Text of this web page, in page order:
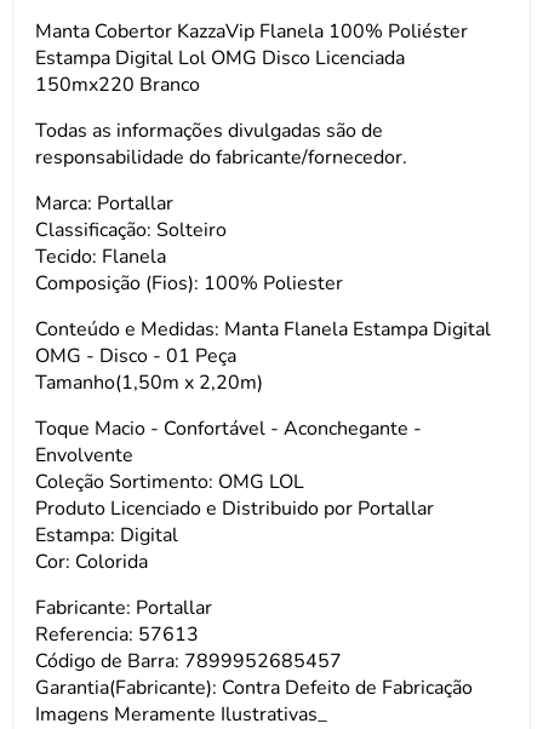
Manta Cobertor KazzaVip Flanela 100% Poliéster
Estampa Digital Lol OMG Disco Licenciada
150mx220 Branco
Todas as informações divulgadas são de
responsabilidade do fabricante/fornecedor.
Marca: Portallar
Classificação: Solteiro
Tecido: Flanela
Composição (Fios): 100% Poliester
Conteúdo e Medidas: Manta Flanela Estampa Digital
OMG - Disco - 01 Peça
Tamanho(1,50m x 2,20m)
Toque Macio - Confortável - Aconchegante -
Envolvente
Coleção Sortimento: OMG LOL
Produto Licenciado e Distribuido por Portallar
Estampa: Digital
Cor: Colorida
Fabricante: Portallar
Referencia: 57613
Código de Barra: 7899952685457
Garantia(Fabricante): Contra Defeito de Fabricação
Imagens Meramente Ilustrativas_